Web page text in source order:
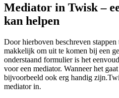
Mediator in Twisk –
kan helpen
Door hierboven beschreven
makkelijk om uit te komen bij een
onderstaand formulier is het
voor een mediator. Wanneer het
bijvoorbeeld ook erg handig
mediator in.